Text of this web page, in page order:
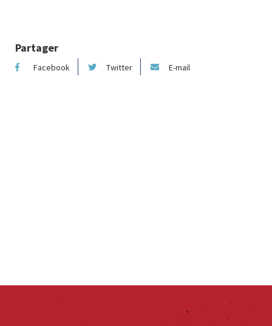
Partager
Facebook Twitter E-mail